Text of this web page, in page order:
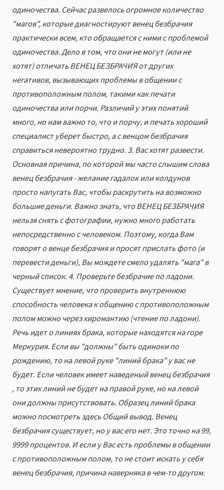
одиночества. Сейчас развелось огромное количество
"магов", которые диагностируют венец безбрачия
практически всем, кто обращается с ними с проблемой
одиночества. Дело в том, что они не могут (или не
хотят) отличать ВЕНЕЦ БЕЗБРАЧИЯ от других
негативов, вызывающих проблемы в общении с
противоположным полом, такими как печати
одиночества или порчи. Различий у этих понятий
много, но нам важно то, что и порчу, и печать хороший
специалист уберет быстро, а с венцом безбрачия
справиться невероятно трудно. 3. Вас хотят развести.
Основная причина, по которой мы часто слышим слова
венец безбрачия - желание гадалок или колдунов
просто напугать Вас, чтобы раскрутить на возможно
большие деньги. Важно знать, что ВЕНЕЦ БЕЗБРАЧИЯ
нельзя снять с фотографии, нужно много работать
непосредственно с человеком. Поэтому, когда Вам
говорят о венце безбрачия и просят прислать фото (и
перевести деньги), Вы мождете смело удалять "мага" в
черный список. 4. Проверьте безбрачие по ладони.
Существует мнение, что проверить внутреннюю
способность человека к общению с противоположным
полом можно через хиромантию (чтение по ладони).
Речь идет о линиях брака, которые находятся на горе
Меркурия. Если вы "должны" быть одиноки по
рождению, то на левой руке "линий брака" у вас не
будет. Если человек имеет наведеный венец безбрачия
, то этих линий не будет на правой руке, но на левой
они должны присутствовать. Образец линий брака
можно посмотреть здесь Общий вывод. Венец
безбрачия существует, но у вас его нет. Это точно на 99,
9999 процентов. И если у Вас есть проблемы в общении
с противоположным полом, то не стоит искать у себя
венец безбрачия, причина наверняка в чем-то другом.